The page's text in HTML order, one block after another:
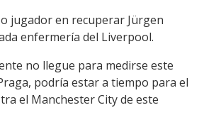
jugador en recuperar Jürgen
enfermería del Liverpool.
no llegue para medirse este
podría estar a tiempo para el
el Manchester City de este